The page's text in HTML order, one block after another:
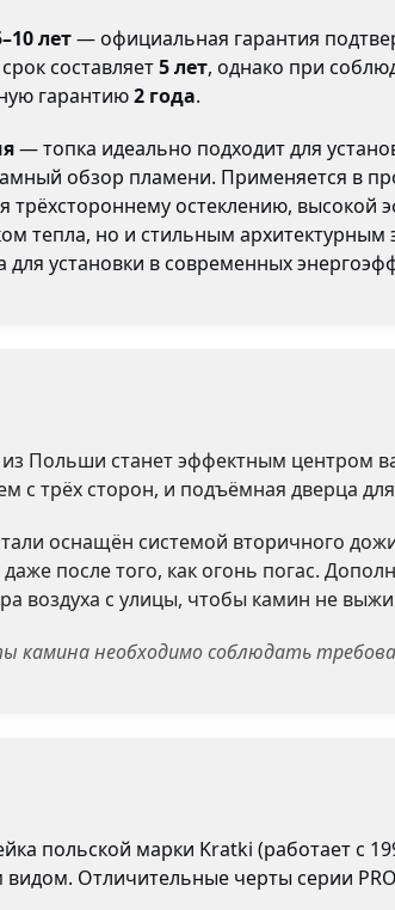
лет— официальная гарантия
составляет5 лет, однако при
гарантию2 года.
— топка идеально подходит для
обзор пламени. Применяется в
трёхстороннему остеклению,
тепла, но и стильным
установки в современных
Польши станет эффектным центром
с трёх сторон, и подъёмная дверца
оснащён системой вторичного
после того, как огонь погас.
воздуха с улицы, чтобы камин не
камина необходимо соблюдать
польской марки Kratki (работает с
Отличительные черты серии